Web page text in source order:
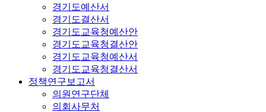
경기도예산서
경기도결산서
경기도교육청예산안
경기도교육청결산안
경기도교육청예산서
경기도교육청결산서
정책연구보고서
의원연구단체
의회사무처